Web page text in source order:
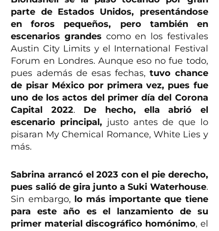
parte de Estados Unidos, presentándose
en foros pequeños, pero también en
escenarios grandes como en los festivales
Austin City Limits y el International Festival
Forum en Londres. Aunque eso no fue todo,
pues además de esas fechas,tuvo chance
de pisar México por primera vez, pues fue
uno de los actos del primer día del Corona
Capital 2022. De hecho, ella abrió el
escenario principal, justo antes de que lo
pisaran My Chemical Romance, White Lies y
más.
Sabrina arrancó el 2023 con el pie derecho,
pues salió de gira junto a Suki Waterhouse.
Sin embargo, lo más importante que tiene
para este año es el lanzamiento de su
primer material discográfico homónimo, el